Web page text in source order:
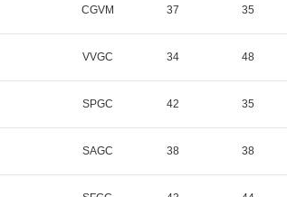
CGVM 37 35
VVGC 34 48
SPGC 42 35
SAGC 38 38